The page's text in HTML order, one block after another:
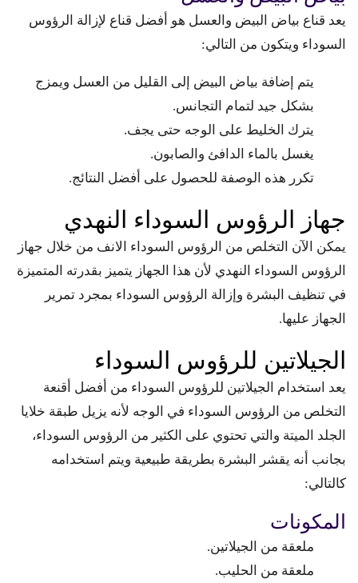
يعد قناع بياض البيض والعسل هو أفضل قناع لإزالة الرؤوس
السوداء ويتكون من التالي:
يتم إضافة بياض البيض إلى القليل من العسل ويمزج
بشكل جيد لتمام التجانس.
يترك الخليط على الوجه حتى يجف.
يغسل بالماء الدافئ والصابون.
تكرر هذه الوصفة للحصول على أفضل النتائج.
جهاز الرؤوس السوداء النهدي
يمكن الآن التخلص من الرؤوس السوداء الانف من خلال جهاز
الرؤوس السوداء النهدي لأن هذا الجهاز يتميز بقدرته المتميزة
في تنظيف البشرة وإزالة الرؤوس السوداء بمجرد تمرير
الجهاز عليها.
الجيلاتين للرؤوس السوداء
يعد استخدام الجيلاتين للرؤوس السوداء من أفضل أقنعة
التخلص من الرؤوس السوداء في الوجه لأنه يزيل طبقة خلايا
الجلد الميتة والتي تحتوي على الكثير من الرؤوس السوداء،
بجانب أنه يقشر البشرة بطريقة طبيعية ويتم استخدامه
كالتالي:
المكونات
ملعقة من الجيلاتين.
ملعقة من الحليب.